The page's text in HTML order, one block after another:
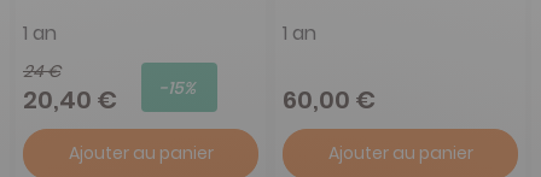
1 an
24 €
20,40 € -15%
Ajouter au panier
1 an
60,00 €
Ajouter au panier